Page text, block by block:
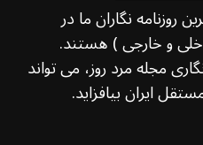
نگاران ما در
و خارجی ) هستند.
مجله مرد روز، می تواند
ایران بیافزاید.